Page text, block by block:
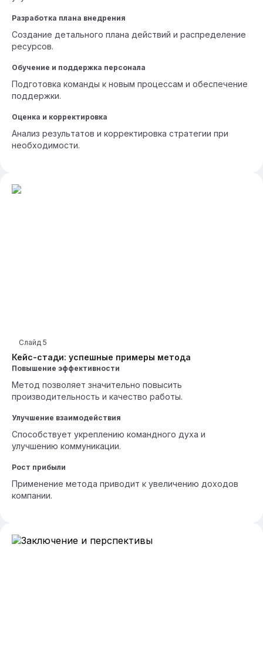
Разработка плана внедрения
Создание детального плана действий и распределение
ресурсов.
Обучение и поддержка персонала
Подготовка команды к новым процессам и обеспечение
поддержки.
Оценка и корректировка
Анализ результатов и корректировка стратегии при
необходимости.
Кейс-стади: успешные примеры метода
Слайд 5
Повышение эффективности
Метод позволяет значительно повысить
производительность и качество работы.
Улучшение взаимодействия
Способствует укреплению командного духа и
улучшению коммуникации.
Рост прибыли
Применение метода приводит к увеличению доходов
компании.